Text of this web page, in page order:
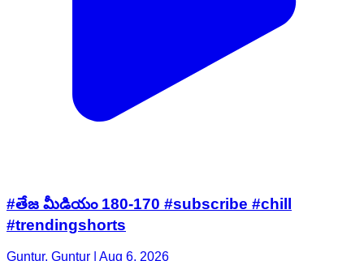
#తేజ మీడియం 180-170 #subscribe #chill
#trendingshorts
Guntur, Guntur | Aug 6, 2026